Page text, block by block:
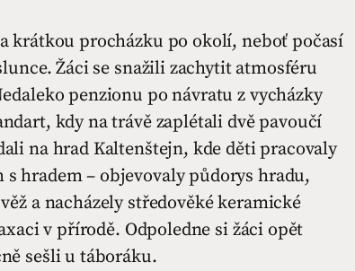
krátkou procházku po okolí, neboť počasí
Žáci se snažili zachytit atmosféru
penzionu po návratu z vycházky
kdy na trávě zaplétali dvě pavoučí
na hrad Kaltenštejn, kde děti pracovaly
hradem – objevovaly půdorys hradu,
a nacházely středověké keramické
v přírodě. Odpoledne si žáci opět
sešli u táboráku.